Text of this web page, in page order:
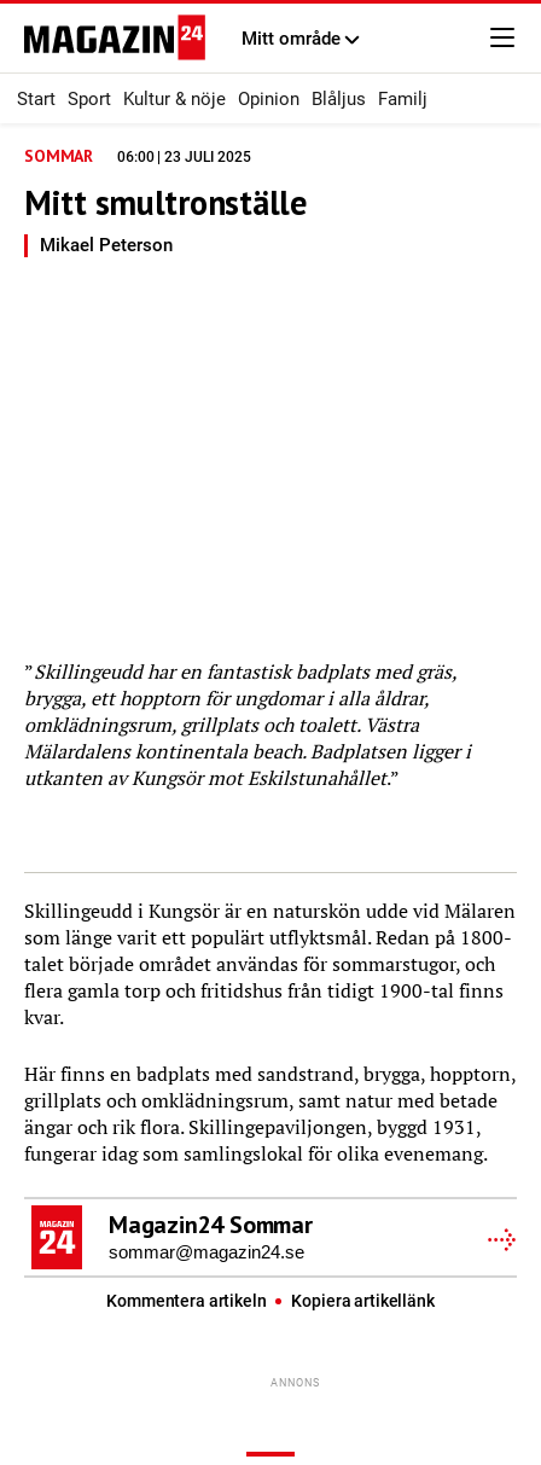
Mitt område
Start Sport Kultur & nöje Opinion Blåljus Familj
SOMMAR 06:00 | 23 JULI 2025
Mitt smultronställe
Mikael Peterson
”Skillingeudd har en fantastisk badplats med gräs,
brygga, ett hopptornför ungdomar i alla åldrar,
omklädningsrum, grillplats och toalett. Västra
Mälardalens kontinentala beach. Badplatsen ligger i
utkanten av Kungsör mot Eskilstunahållet.”
Skillingeudd i Kungsör är en naturskön udde vid Mälaren
som länge varit ett populärt utflyktsmål. Redan på 1800-
talet började området användas för sommarstugor, och
flera gamla torp och fritidshus från tidigt 1900-tal finns
kvar.
Här finns en badplats med sandstrand, brygga, hopptorn,
grillplats och omklädningsrum, samt natur med betade
ängar och rik flora. Skillingepaviljongen, byggd 1931,
fungerar idag som samlingslokal för olika evenemang.
Magazin24 Sommar
sommar@magazin24.se
Kommentera artikeln Kopiera artikellänk